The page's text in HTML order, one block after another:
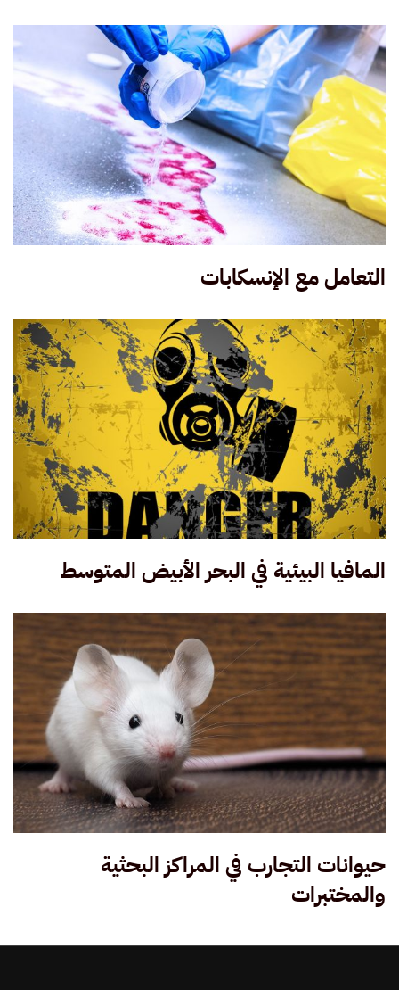
التعامل مع الإنسكابات
المافيا البيئية في البحر الأبيض المتوسط
حيوانات التجارب في المراكز البحثية
والمختبرات